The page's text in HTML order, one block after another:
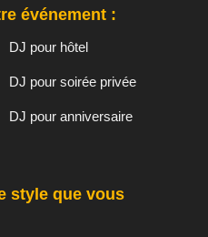
événement :
DJ pour hôtel
DJ pour soirée privée
DJ pour anniversaire
style que vous